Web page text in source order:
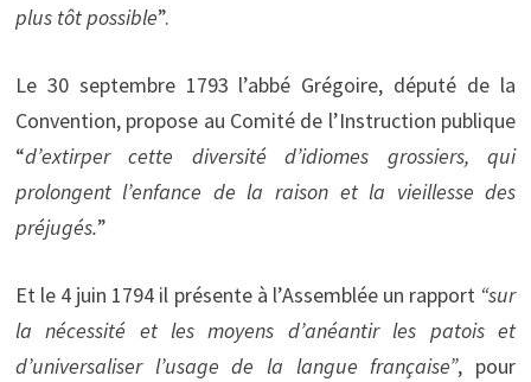
plus tôt possible”.
Le 30 septembre 1793 l’abbé Grégoire, député de la
Convention, propose au Comité de l’Instruction publique
“d’extirper cette diversité d’idiomes grossiers, qui
prolongent l’enfance de la raison et la vieillesse des
préjugés.”
Et le 4 juin 1794 il présente à l’Assemblée un rapport “sur
la nécessité et les moyens d’anéantir les patois et
d’universaliser l’usage de la langue française”, pour